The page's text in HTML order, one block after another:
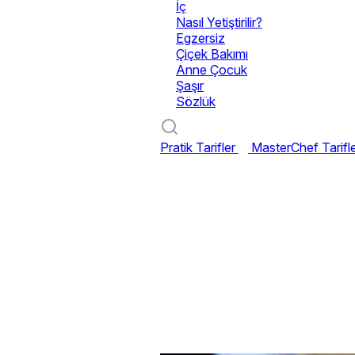
İç
Nasıl Yetiştirilir?
Egzersiz
Çiçek Bakımı
Anne Çocuk
Şaşır
Sözlük
Pratik Tarifler MasterChef